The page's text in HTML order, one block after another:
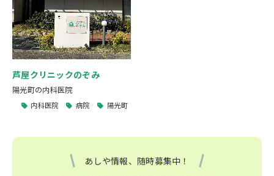
芦屋クリニックのぞみ
陽光町の内科医院
内科医院 病院 陽光町
あしや情報、随時募集中！